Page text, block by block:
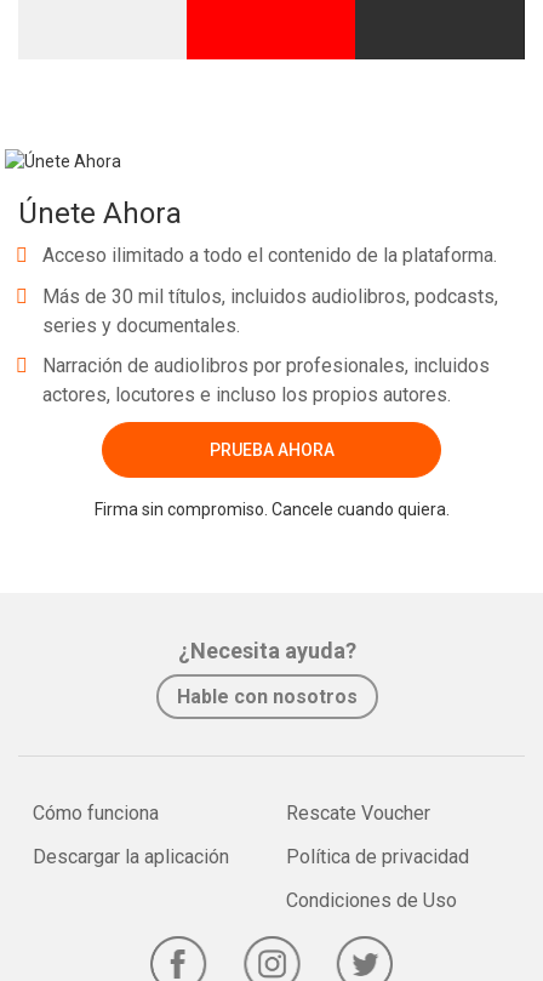
Únete Ahora
Acceso ilimitado a todo el contenido de la plataforma.
Más de 30 mil títulos, incluidos audiolibros, podcasts,
series y documentales.
Narración de audiolibros por profesionales, incluidos
actores, locutores e incluso los propios autores.
PRUEBA AHORA
Firma sin compromiso. Cancele cuando quiera.
¿Necesita ayuda?
Hable con nosotros
Cómo funciona
Descargar la aplicación
Rescate Voucher
Política de privacidad
Condiciones de Uso